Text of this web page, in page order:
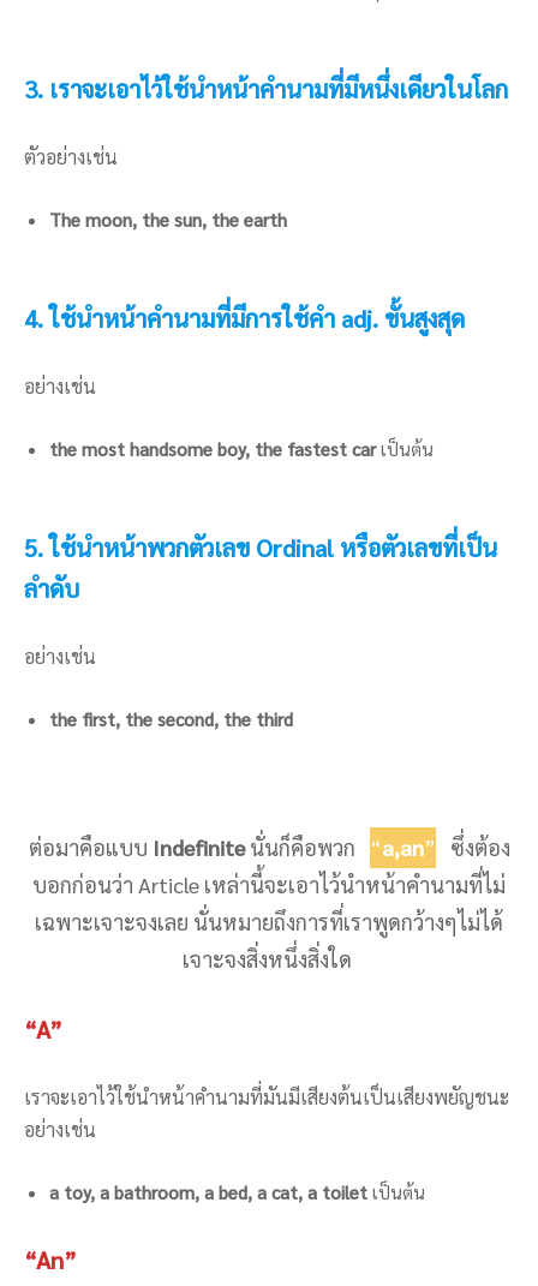
3. เราจะเอาไว้ใช้นำหน้าคำนามที่มีหนึ่งเดียวในโลก
ตัวอย่างเช่น
The moon, the sun, the earth
4. ใช้นำหน้าคำนามที่มีการใช้คำ adj. ขั้นสูงสุด
อย่างเช่น
the most handsome boy, the fastest carเป็นต้น
5. ใช้นำหน้าพวกตัวเลข Ordinal หรือตัวเลขที่เป็น
ลำดับ
อย่างเช่น
the first, the second, the third
ต่อมาคือแบบ Indefiniteนั่นก็คือพวก “a,an”
ซึ่งต้อง
บอกก่อนว่า Article เหล่านี้จะเอาไว้นำหน้าคำนามที่ไม่
เฉพาะเจาะจงเลย นั่นหมายถึงการที่เราพูดกว้างๆไม่ได้
เจาะจงสิ่งหนึ่งสิ่งใด
“A”
เราจะเอาไว้ใช้นำหน้าคำนามที่มันมีเสียงต้นเป็นเสียงพยัญชนะ
อย่างเช่น
a toy, a bathroom, a bed, a cat, a toilet เป็นต้น
“An”